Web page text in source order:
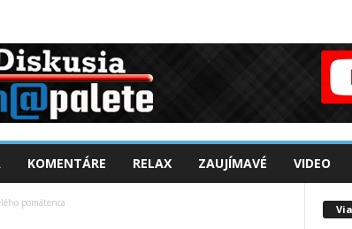
KOMENTÁRE RELAX ZAUJÍMAVÉ VIDEO
pomätenca